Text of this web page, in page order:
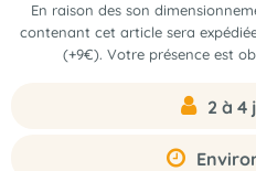
En raison des son
contenant cet article sera
(+9€). Votre présence est
2 à 4